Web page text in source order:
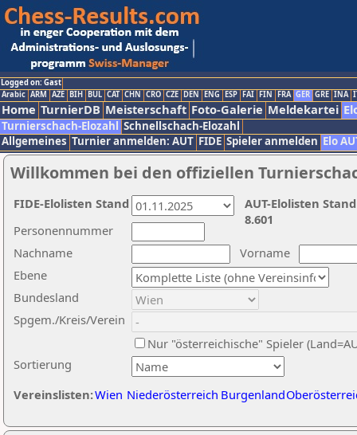
Logged on: Gast
Arabic ARM AZE BIH BUL CAT CHN CRO CZE DEN ENG ESP FAI FIN FRA GER GRE INA
Home TurnierDB Meisterschaft Foto-Galerie Meldekartei
Turnierschach-Elozahl Schnellschach-Elozahl
Allgemeines Turnier anmelden: AUT FIDE Spieler anmelden Elo
Willkommen bei den offiziellen
Nachname
Vorname
Ebene
Sortierung
Personennummer
Bundesland
Spgem./Kreis/Verein
Nur "österreichische" Spieler
Vereinslisten:Wien Niederösterreich Burgenland
AUT-Elolisten
8.601
FIDE-Elolisten Stand